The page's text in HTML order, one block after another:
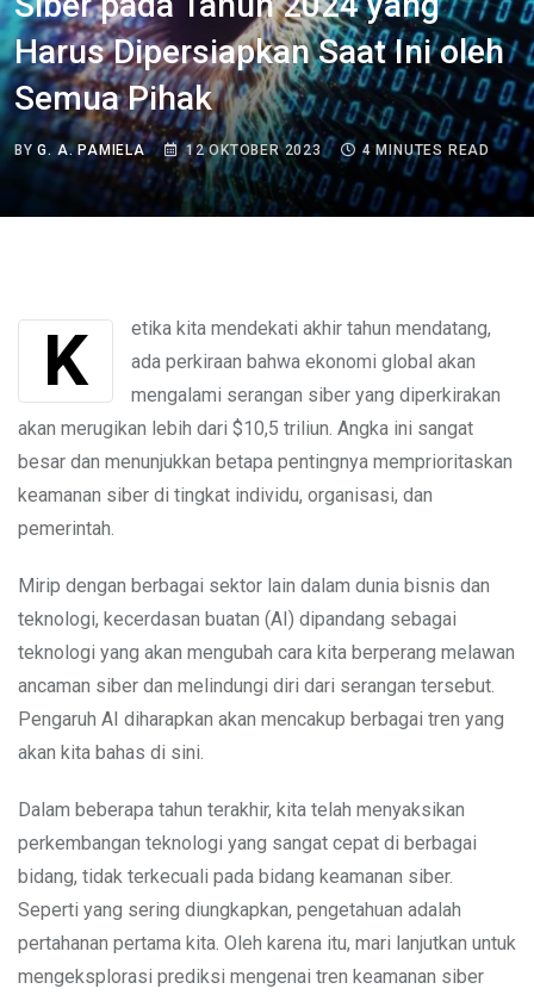
Harus Dipersiapkan Saat Ini oleh
Semua Pihak
BYG. A. PAMIELA 12 OKTOBER 2023 4 MINUTES READ
Ketika kita mendekati akhir tahun mendatang,
ada perkiraan bahwa ekonomi global akan
mengalami serangan siber yang diperkirakan
akan merugikan lebih dari $10,5 triliun. Angka ini sangat
besar dan menunjukkan betapa pentingnya memprioritaskan
keamanan siber di tingkat individu, organisasi, dan
pemerintah.
Mirip dengan berbagai sektor lain dalam dunia bisnis dan
teknologi, kecerdasan buatan (AI) dipandang sebagai
teknologi yang akan mengubah cara kita berperang melawan
ancaman siber dan melindungi diri dari serangan tersebut.
Pengaruh AI diharapkan akan mencakup berbagai tren yang
akan kita bahas di sini.
Dalam beberapa tahun terakhir, kita telah menyaksikan
perkembangan teknologi yang sangat cepat di berbagai
bidang, tidak terkecuali pada bidang keamanan siber.
Seperti yang sering diungkapkan, pengetahuan adalah
pertahanan pertama kita. Oleh karena itu, mari lanjutkan untuk
mengeksplorasi prediksi mengenai tren keamanan siber